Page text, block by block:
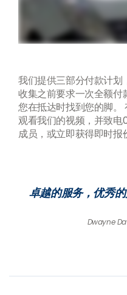
我们提供三部分付款计
收集之前要求一次全额
您在抵达时找到您的脚
观看我们的视频，并致
成员，或立即获得即时报
卓越的服务，优秀
Dwayne